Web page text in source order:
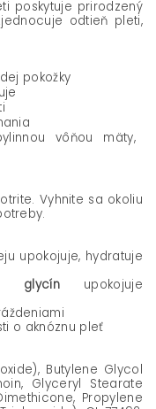
poskytuje prirodzený
odtieň pleti,
pokožky
vôňou mäty,
Vyhnite sa okoliu
upokojuje, hydratuje
glycínupokojuje
o aknóznu pleť
Butylene Glycol
Glyceryl Stearate
Propylene